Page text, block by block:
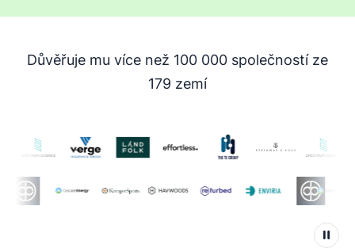
Důvěřuje mu více než 100 000 společností ze
179 zemí